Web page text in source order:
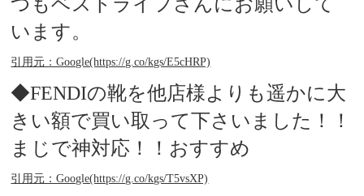
います。
引用元：Google(https://g.co/kgs/E5cHRP)
◆FENDIの靴を他店様よりも遥かに大
きい額で買い取って下さいました！！
まじで神対応！！おすすめ
引用元：Google(https://g.co/kgs/T5vsXP)